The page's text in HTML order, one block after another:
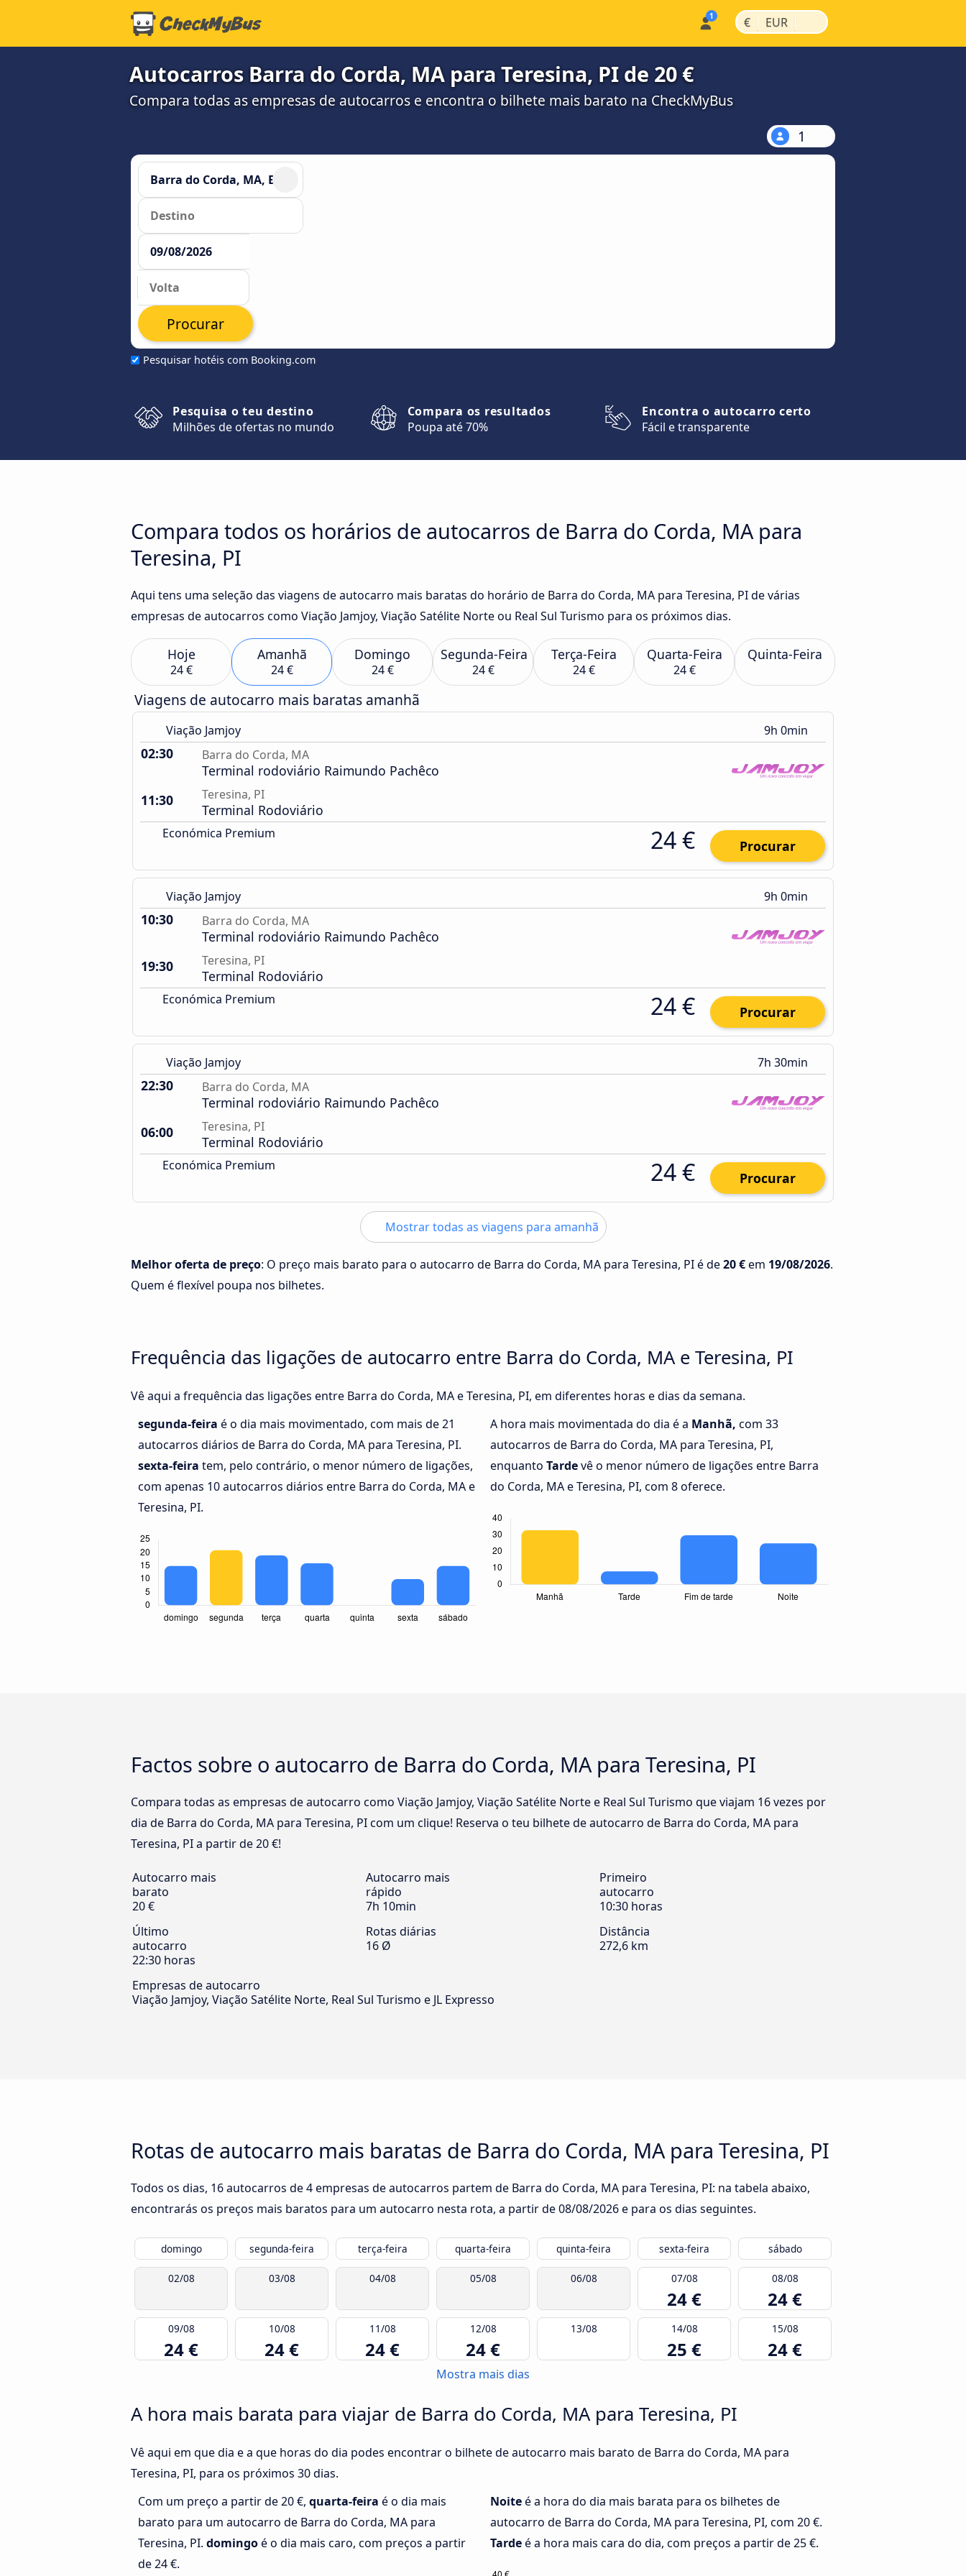
€ | EUR |
Autocarros Barra do Corda, MA para Teresina, PI de 20 €
Compara todas as empresas de autocarros e encontra o bilhete mais barato na CheckMyBus
1
Pesquisar hotéis com Booking.com
Procurar
Pesquisa o teu destino
Milhões de ofertas no mundo
Compara os resultados
Poupa até 70%
Encontra o autocarro certo
Fácil e transparente
Compara todos os horários de autocarros de Barra do Corda, MA para
Teresina, PI
Aqui tens uma seleção das viagens de autocarro mais baratas do horário de Barra do Corda, MA para Teresina, PI de várias
empresas de autocarros como Viação Jamjoy, Viação Satélite Norte ou Real Sul Turismo para os próximos dias.
Hoje
24 €
Amanhã
24 €
Domingo
24 €
Segunda-Feira
24 €
Terça-Feira
24 €
Quarta-Feira
24 €
Quinta-Feira
Viagens de autocarro mais baratas amanhã
Viação Jamjoy 9h 0min
02:30 Barra do Corda, MA
Terminal rodoviário Raimundo Pachêco
11:30
Teresina, PI
Terminal Rodoviário
Económica Premium 24 € Procurar
Viação Jamjoy 9h 0min
10:30 Barra do Corda, MA
Terminal rodoviário Raimundo Pachêco
19:30
Teresina, PI
Terminal Rodoviário
Económica Premium 24 € Procurar
Viação Jamjoy 7h 30min
22:30 Barra do Corda, MA
Terminal rodoviário Raimundo Pachêco
06:00
Teresina, PI
Terminal Rodoviário
Económica Premium 24 € Procurar
Mostrar todas as viagens para amanhã
Melhor oferta de preço: O preço mais barato para o autocarro de Barra do Corda, MA para Teresina, PI é de20 €em 19/08/2026.
Quem é flexível poupa nos bilhetes.
Frequência das ligações de autocarro entre Barra do Corda, MA e Teresina, PI
Vê aqui a frequência das ligações entre Barra do Corda, MA e Teresina, PI, em diferentes horas e dias da semana.
segunda-feira é o dia mais movimentado, com mais de 21
autocarros diários de Barra do Corda, MA para Teresina, PI.
sexta-feira tem, pelo contrário, o menor número de ligações,
com apenas 10 autocarros diários entre Barra do Corda, MA e
Teresina, PI.
A hora mais movimentada do dia é a Manhã, com 33
autocarros de Barra do Corda, MA para Teresina, PI,
enquanto Tardevê o menor número de ligações entre Barra
do Corda, MA e Teresina, PI, com 8 oferece.
Factos sobre o autocarro de Barra do Corda, MA para Teresina, PI
Compara todas as empresas de autocarro como Viação Jamjoy, Viação Satélite Norte e Real Sul Turismo que viajam 16 vezes por
dia de Barra do Corda, MA para Teresina, PI com um clique! Reserva o teu bilhete de autocarro de Barra do Corda, MA para
Teresina, PI a partir de 20 €!
Autocarro mais
barato
20 €
Autocarro mais
rápido
7h 10min
Primeiro
autocarro
10:30 horas
Último
autocarro
22:30 horas
Rotas diárias
16 Ø
Distância
272,6 km
Empresas de autocarro
Viação Jamjoy, Viação Satélite Norte, Real Sul Turismo e JL Expresso
Rotas de autocarro mais baratas de Barra do Corda, MA para Teresina, PI
Todos os dias, 16 autocarros de 4 empresas de autocarros partem de Barra do Corda, MA para Teresina, PI: na tabela abaixo,
encontrarás os preços mais baratos para um autocarro nesta rota, a partir de08/08/2026e para os dias seguintes.
domingo segunda-feira terça-feira quarta-feira quinta-feira sexta-feira sábado
02/08 03/08 04/08 05/08 06/08 07/08
24 €
08/08
24 €
09/08
24 €
10/08
24 €
11/08
24 €
12/08
24 €
13/08 14/08
25 €
15/08
24 €
Mostra mais dias
A hora mais barata para viajar de Barra do Corda, MA para Teresina, PI
Vê aqui em que dia e a que horas do dia podes encontrar o bilhete de autocarro mais barato de Barra do Corda, MA para
Teresina, PI, para os próximos 30 dias.
Com um preço a partir de 20 €, quarta-feira é o dia mais
barato para um autocarro de Barra do Corda, MA para
Teresina, PI. domingoé o dia mais caro, com preços a partir
de 24 €.
Noiteé a hora do dia mais barata para os bilhetes de
autocarro de Barra do Corda, MA para Teresina, PI, com 20 €.
Tardeé a hora mais cara do dia, com preços a partir de 25 €.